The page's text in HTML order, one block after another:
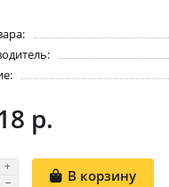
р.
В корзину